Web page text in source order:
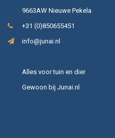
9663AW Nieuwe Pekela
+31 (0)850655451
info@junai.nl
Alles voor tuin en dier
Gewoon bij Junai.nl